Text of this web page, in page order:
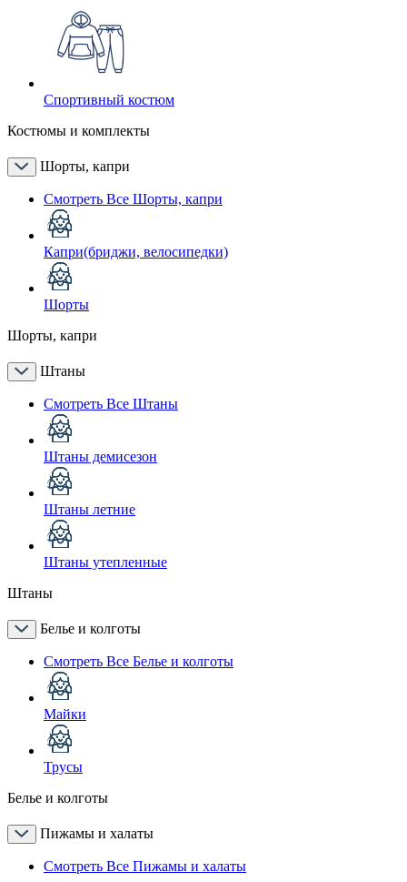
Спортивный костюм
Костюмы и комплекты
Шорты, капри
Смотреть Все Шорты, капри
Капри(бриджи, велосипедки)
Шорты
Шорты, капри
Штаны
Смотреть Все Штаны
Штаны демисезон
Штаны летние
Штаны утепленные
Штаны
Белье и колготы
Смотреть Все Белье и колготы
Майки
Трусы
Белье и колготы
Пижамы и халаты
Смотреть Все Пижамы и халаты